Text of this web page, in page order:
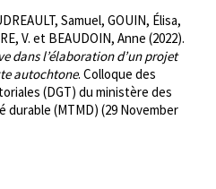
Samuel, GOUIN, Élisa,
V. et BEAUDOIN, Anne (2022).
dans l’élaboration d’un projet
autochtone. Colloque des
(DGT) du ministère des
(MTMD) (29 November